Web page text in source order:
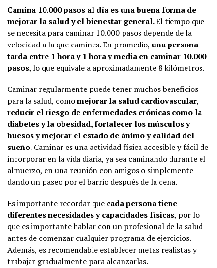
Camina 10.000 pasos al día es una buena forma de
mejorar la salud y el bienestar general.El tiempo que
se necesita para caminar 10.000 pasos depende de la
velocidad a la que camines. En promedio, una persona
tarda entre 1 hora y 1 hora y media en caminar 10.000
pasos, lo que equivale a aproximadamente 8 kilómetros.
Caminar regularmente puede tener muchos beneficios
para la salud, comomejorar la salud cardiovascular,
reducir el riesgo de enfermedades crónicas como la
diabetes y la obesidad, fortalecer los músculos y
huesos y mejorar el estado de ánimo y calidad del
sueño. Caminar es una actividad física accesible y fácil de
incorporar en la vida diaria, ya sea caminando durante el
almuerzo, en una reunión con amigos o simplemente
dando un paseo por el barrio después de la cena.
Es importante recordar que cada persona tiene
diferentes necesidades y capacidades físicas, por lo
que es importante hablar con un profesional de la salud
antes de comenzar cualquier programa de ejercicios.
Además, es recomendable establecer metas realistas y
trabajar gradualmente para alcanzarlas.